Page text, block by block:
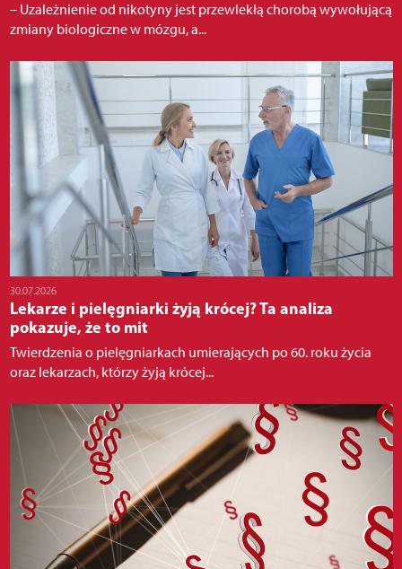
– Uzależnienie od nikotyny jest przewlekłą chorobą wywołującą
zmiany biologiczne w mózgu, a...
30.07.2026
Lekarze i pielęgniarki żyją krócej? Ta analiza
pokazuje, że to mit
Twierdzenia o pielęgniarkach umierających po 60. roku życia
oraz lekarzach, którzy żyją krócej...